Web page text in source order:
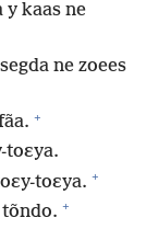
y kaas ne
ne zoees
+
toɛya.
toɛya. +
tõndo. +